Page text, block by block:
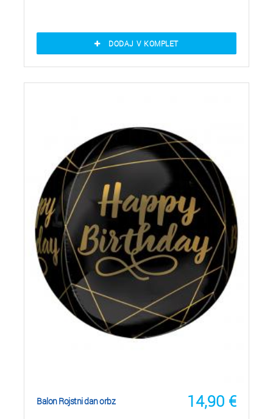
DODAJ V KOMPLET
14,90 €
Balon Rojstni dan orbz